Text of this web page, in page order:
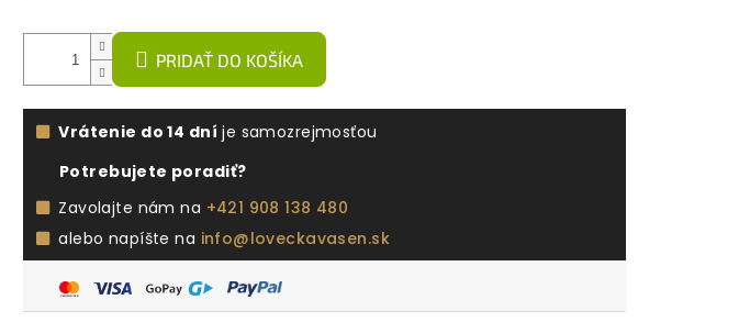
PRIDAŤ DO KOŠÍKA
Vrátenie do 14 dní je samozrejmosťou
Potrebujete poradiť?
Zavolajte nám na +421 908 138 480
alebo napíšte na info@loveckavasen.sk